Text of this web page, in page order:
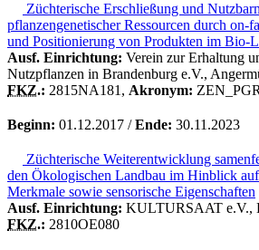
Züchterische Erschließung und
pflanzengenetischer Ressourcen durch on-
und Positionierung von Produkten im Bio-
Ausf. Einrichtung: Verein zur Erhaltung
Nutzpflanzen in Brandenburg e.V.,
FKZ.: 2815NA181, Akronym:
Beginn: 01.12.2017 /Ende: 30.11.2023
Züchterische Weiterentwicklung
den Ökologischen Landbau im Hinblick
Merkmale sowie sensorische Eigenschaften
Ausf. Einrichtung: KULTURSAAT e.V.,
FKZ.: 2810OE080